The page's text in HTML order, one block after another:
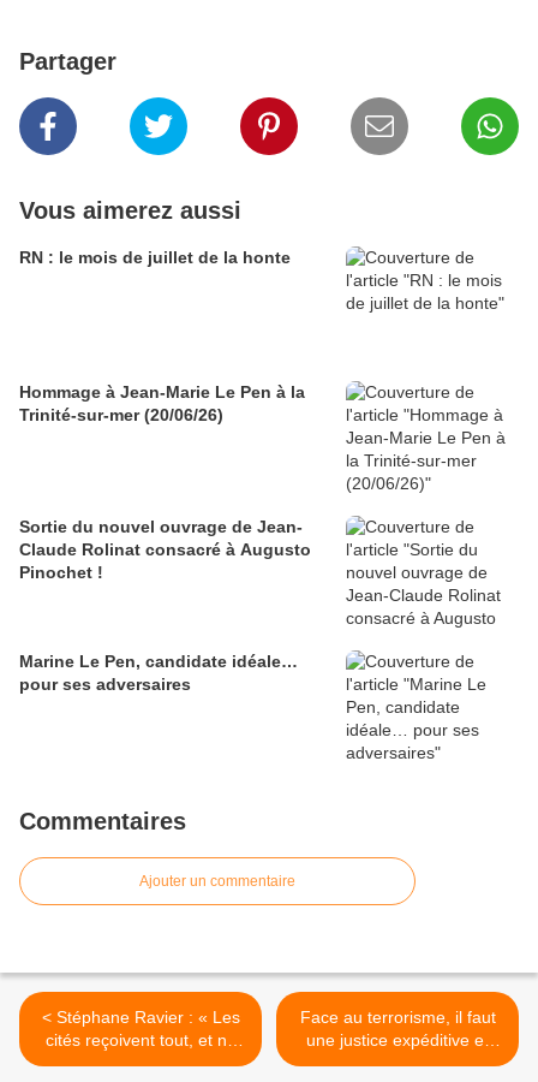
Partager
Vous aimerez aussi
RN : le mois de juillet de la honte
Hommage à Jean-Marie Le Pen à la
Trinité-sur-mer (20/06/26)
Sortie du nouvel ouvrage de Jean-
Claude Rolinat consacré à Augusto
Pinochet !
Marine Le Pen, candidate idéale…
pour ses adversaires
Commentaires
Ajouter un commentaire
< Stéphane Ravier : « Les
cités reçoivent tout, et ne
payent rien »
Face au terrorisme, il faut
une justice expéditive et
radicale >